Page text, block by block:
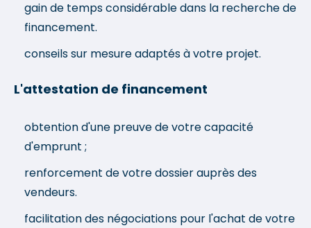
gain de temps considérable dans la recherche de
financement.
conseils sur mesure adaptés à votre projet.
L'attestation de financement
obtention d'une preuve de votre capacité
d'emprunt ;
renforcement de votre dossier auprès des
vendeurs.
facilitation des négociations pour l'achat de votre